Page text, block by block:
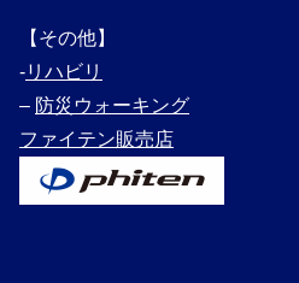
【その他】
‐リハビリ
– 防災ウォーキング
ファイテン販売店